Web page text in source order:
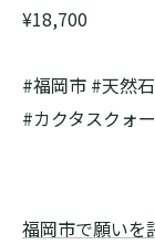
¥18,700
#福岡市 #天然
#カクタスクォ
福岡市で願いを